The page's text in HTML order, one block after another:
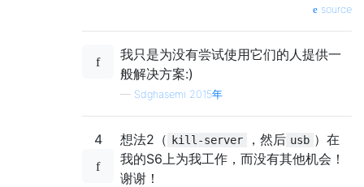
source
我只是为没有尝试使用它们的人提供一
般解决方案:)
— Sdghasemi 2015年
4 想法2（ kill-server ，然后 usb ）在
我的S6上为我工作，而没有其他机会！
谢谢！